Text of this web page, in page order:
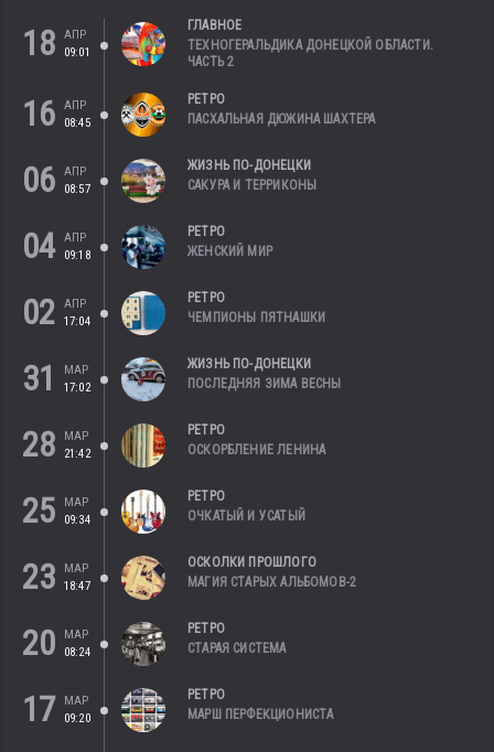
18
АПР
09:01
ГЛАВНОЕ
ТЕХНОГЕРАЛЬДИКА ДОНЕЦКОЙ ОБЛАСТИ.
ЧАСТЬ 2
16
АПР
08:45
РЕТРО
ПАСХАЛЬНАЯ ДЮЖИНА ШАХТЕРА
06
АПР
08:57
ЖИЗНЬ ПО-ДОНЕЦКИ
САКУРА И ТЕРРИКОНЫ
04 АПР
09:18
РЕТРО
ЖЕНСКИЙ МИР
02
АПР
17:04
РЕТРО
ЧЕМПИОНЫ ПЯТНАШКИ
31
МАР
17:02
ЖИЗНЬ ПО-ДОНЕЦКИ
ПОСЛЕДНЯЯ ЗИМА ВЕСНЫ
28
МАР
21:42
РЕТРО
ОСКОРБЛЕНИЕ ЛЕНИНА
25
МАР
09:34
РЕТРО
ОЧКАТЫЙ И УСАТЫЙ
23
МАР
18:47
ОСКОЛКИ ПРОШЛОГО
МАГИЯ СТАРЫХ АЛЬБОМОВ-2
20
МАР
08:24
РЕТРО
СТАРАЯ СИСТЕМА
17
МАР
09:20
РЕТРО
МАРШ ПЕРФЕКЦИОНИСТА